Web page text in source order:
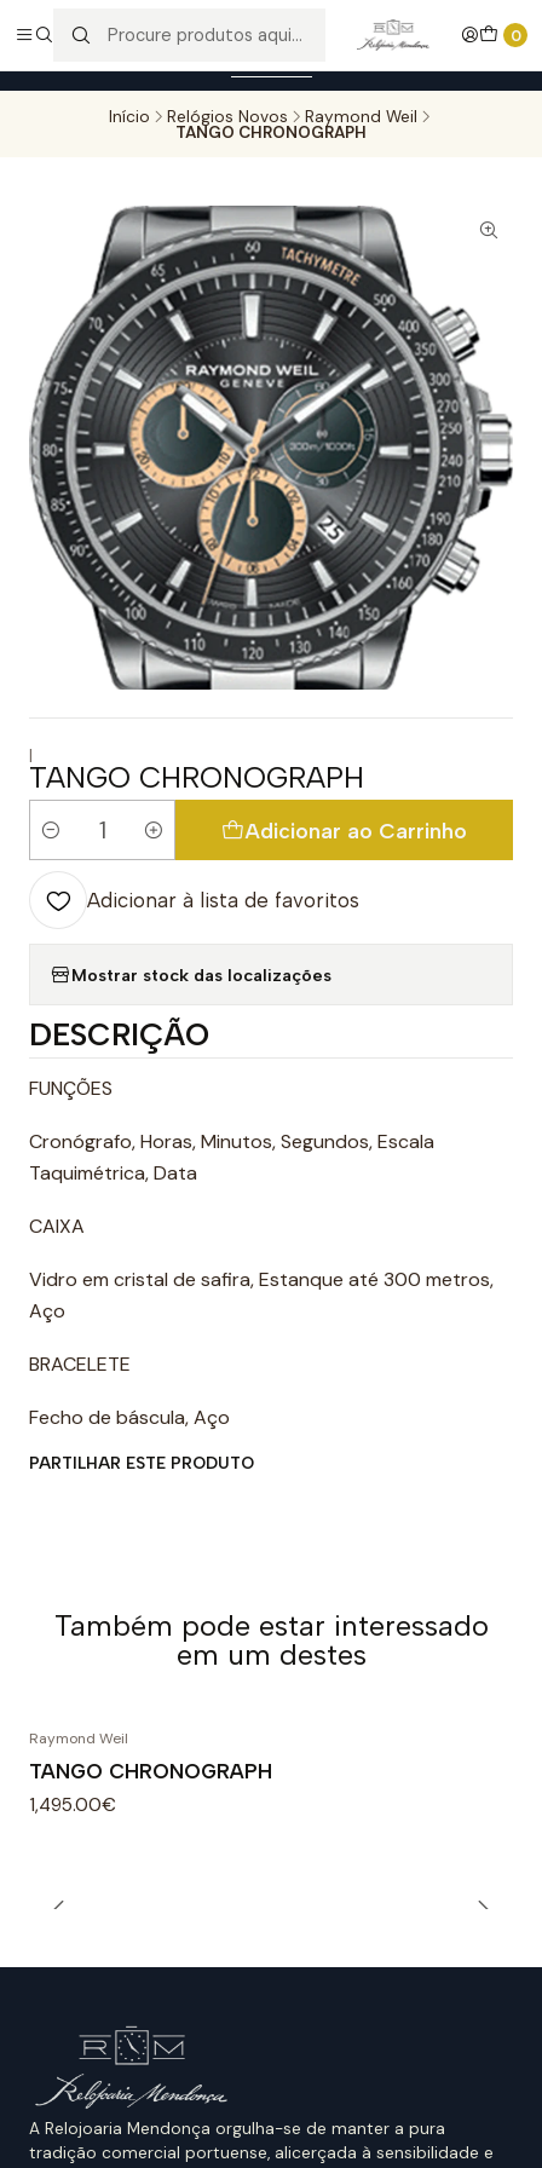
0
Entregas gratuitas para compras superiores a 100,00€ - Todas as
encomendas serão sujeitas a confirmação de stock.
Início Relógios Novos Raymond Weil
TANGO CHRONOGRAPH
|
TANGO CHRONOGRAPH
Quantidade
Adicionar ao Carrinho
Adicionar à lista de favoritos
Mostrar stock das localizações
DESCRIÇÃO
FUNÇÕES
Cronógrafo, Horas, Minutos, Segundos, Escala
Taquimétrica, Data
CAIXA
Vidro em cristal de safira, Estanque até 300 metros,
Aço
BRACELETE
Fecho de báscula, Aço
PARTILHAR ESTE PRODUTO
Também pode estar interessado
em um destes
Raymond Weil
TANGO CHRONOGRAPH
1,495.00€
A Relojoaria Mendonça orgulha-se de manter a pura
tradição comercial portuense, alicerçada à sensibilidade e